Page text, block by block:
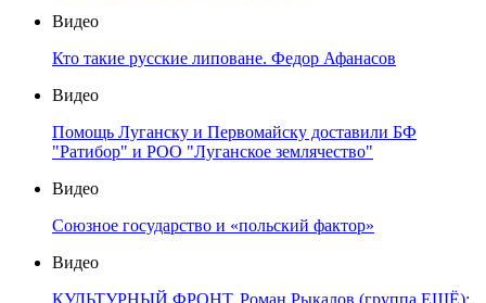
Видео
Кто такие русские липоване. Федор Афанасов
Видео
Помощь Луганску и Первомайску доставили БФ
"Ратибор" и РОО "Луганское землячество"
Видео
Союзное государство и «польский фактор»
Видео